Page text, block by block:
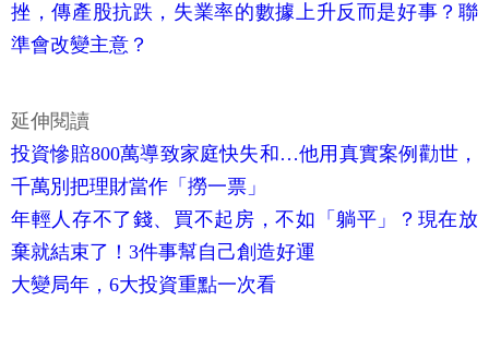
挫，傳產股抗跌，失業率的數據上升反而是好事？聯
準會改變主意？
延伸閱讀
投資慘賠800萬導致家庭快失和…他用真實案例勸世，
千萬別把理財當作「撈一票」
年輕人存不了錢、買不起房，不如「躺平」？現在放
棄就結束了！3件事幫自己創造好運
大變局年，6大投資重點一次看